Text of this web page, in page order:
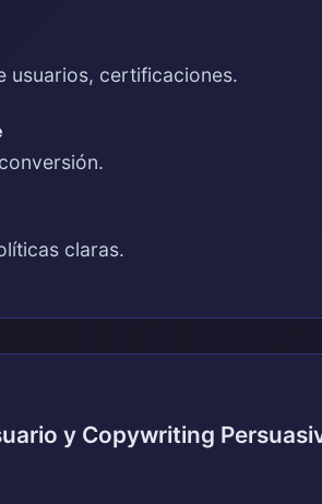
usuarios, certificaciones.
claras.
y Copywriting